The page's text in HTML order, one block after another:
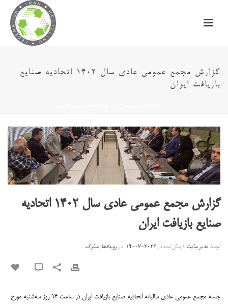
گزارش مجمع عمومی عادی سال ۱۴۰۲ اتحادیه صنایع
بازیافت ایران
گزارش مجمع عمومی عادی سال ۱۴۰۲ اتحادیه
صنایع بازیافت ایران
توسطمدیر سایت ارسال شده در2023-07-19 در رویدادها,مدارک
0
جلسه مجمع عمومی عادی سالیانه اتحادیه صنایع بازیافت ایران در ساعت ۱۴ روز سه‌شنبه مورخ